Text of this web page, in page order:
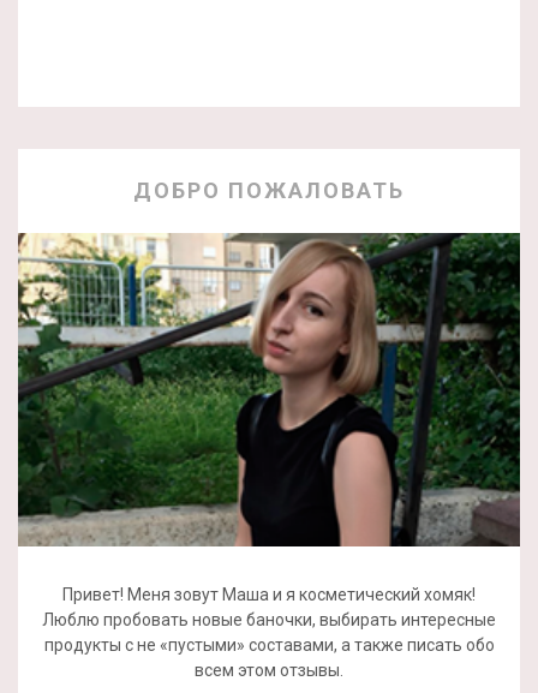
ДОБРО ПОЖАЛОВАТЬ
Привет! Меня зовут Маша и я косметический хомяк!
Люблю пробовать новые баночки, выбирать интересные
продукты с не «пустыми» составами, а также писать обо
всем этом отзывы.